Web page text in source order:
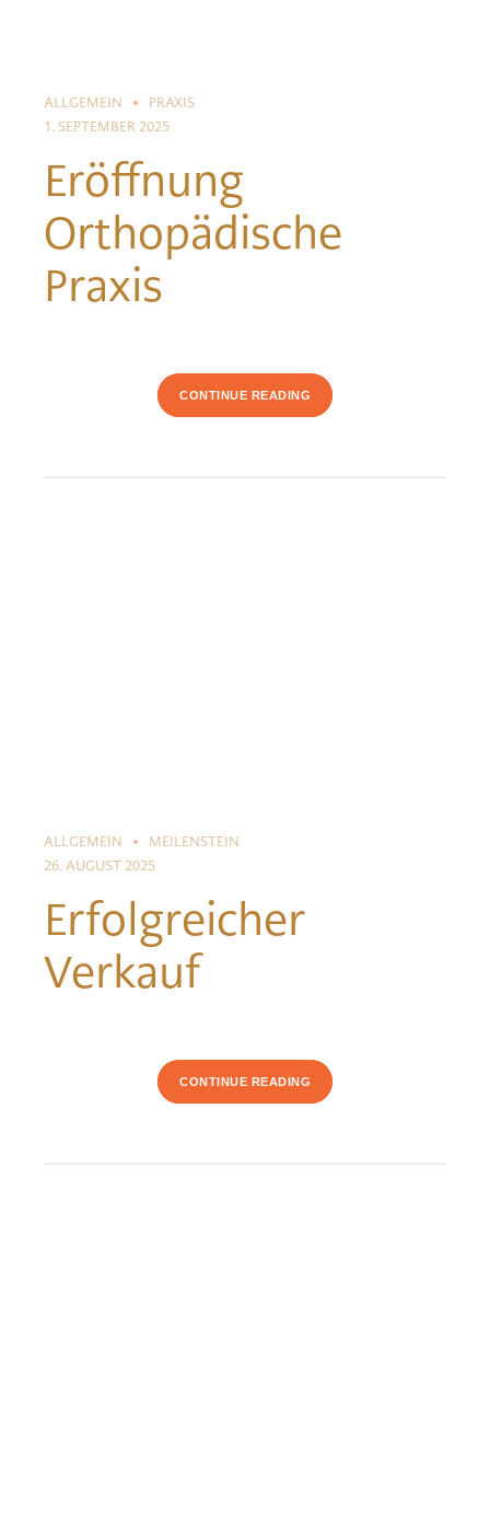
ALLGEMEIN
PRAXIS
1. SEPTEMBER 2025
Eröffnung
Orthopädische
Praxis
CONTINUE READING
ALLGEMEIN
MEILENSTEIN
26. AUGUST 2025
Erfolgreicher
Verkauf
CONTINUE READING